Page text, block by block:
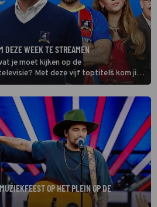
DEZE WEEK TE STREAMEN
je moet kijken op de
Met deze vijf toptitels kom jij
OP HET PLEIN OP DE